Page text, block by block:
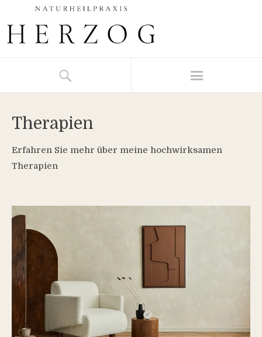
Therapien
Erfahren Sie mehr über meine hochwirksamen
Therapien